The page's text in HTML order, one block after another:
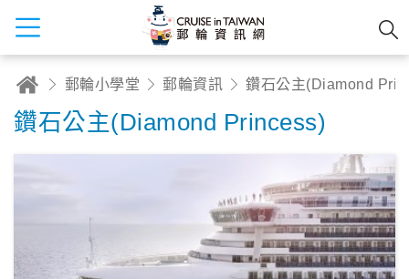
郵輪小學堂 郵輪資訊
鑽石公主(Diamond Princess)